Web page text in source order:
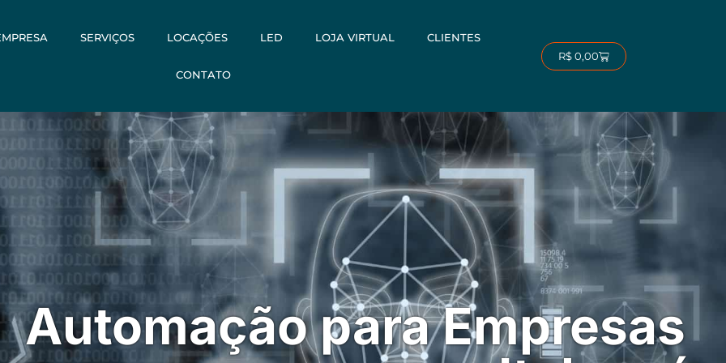
SERVIÇOS LOCAÇÕES LED LOJA VIRTUAL CLIENTES
CONTATO
R$0,00Carrinho
Automação para Empresas